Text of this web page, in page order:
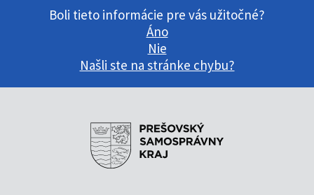
Boli tieto informácie pre vás užitočné?
Áno
Nie
Našli ste na stránke chybu?